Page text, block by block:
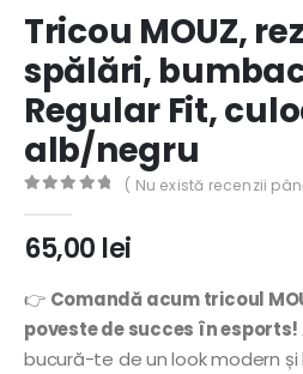
Tricou MOUZ,
spălări, bumbac
Regular Fit,
alb/negru
( Nu există recenzii
65,00 lei
👉 Comandă acum tricoul
poveste de succes în esports!
bucură-te de un look modern